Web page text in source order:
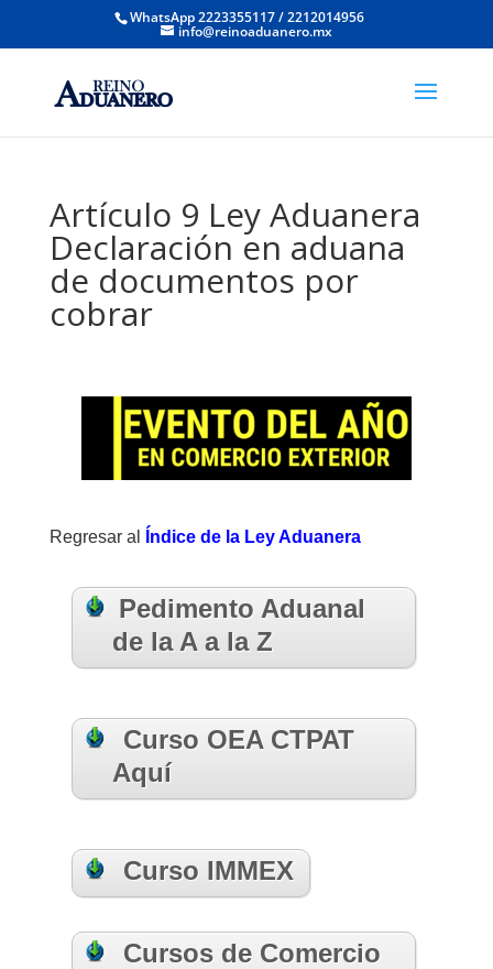
WhatsApp 2223355117 / 2212014956
info@reinoaduanero.mx
Artículo 9 Ley Aduanera
Declaración en aduana
de documentos por
cobrar
Regresar al Índice de la Ley Aduanera
Pedimento Aduanal
de la A a la Z
Curso OEA CTPAT
Aquí
Curso IMMEX
Cursos de Comercio